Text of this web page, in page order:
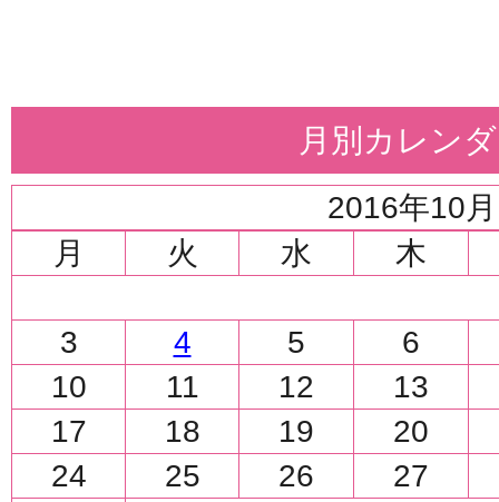
月別カレン
2016年10月
月
火 水 木
3 4 5
6
10
11 12
13
17
18 19
20
24
25 26 27